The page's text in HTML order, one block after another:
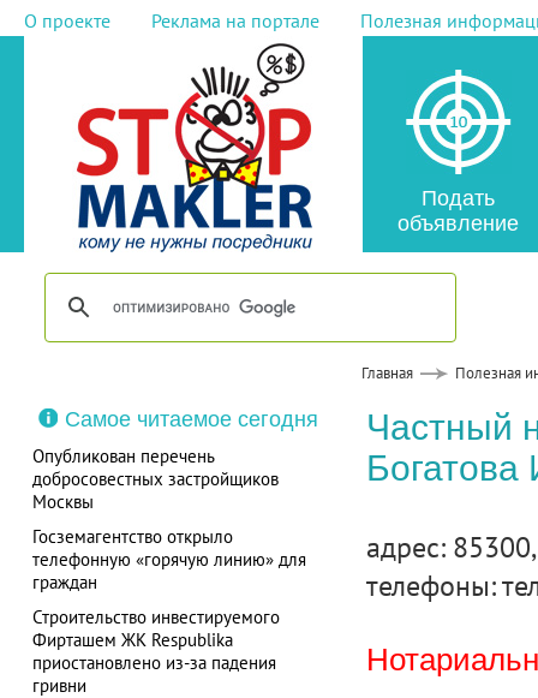
О проекте Реклама на портале Полезная
Подать
объявление
Главная Полезная
Самое читаемое сегодня
Опубликован перечень
добросовестных застройщиков
Москвы
Госземагентство открыло
телефонную «горячую линию» для
граждан
Строительство инвестируемого
Фирташем ЖК Respublika
приостановлено из-за падения
гривни
Частный
адрес:
телефоны: